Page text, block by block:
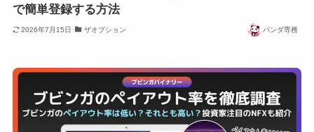
で簡単登録する方法
2026年7月15日 ザオプション パンダ専務